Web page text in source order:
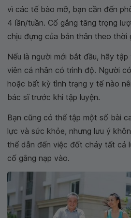
vì các tế bào mỡ, bạn cần đến
4 lần/tuần. Cố gắng tăng trọng
chịu đựng của bản thân theo thời
Nếu là người mới bắt đầu, hãy tập
viên cá nhân có trình độ. Người
hoặc bất kỳ tình trạng y tế nào
bác sĩ trước khi tập luyện.
Bạn cũng có thể tập một số bài
lực và sức khỏe, nhưng lưu ý
thể dẫn đến việc đốt cháy tất cả
cố gắng nạp vào.